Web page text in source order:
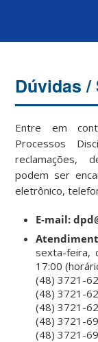
Dúvidas
Entre em
Processos
reclamações,
podem ser
eletrônico,
E-mail:
sexta-feira,
17:00
(48) 3721-
(48) 3721-
(48) 3721-
(48) 3721-
(48) 3721-